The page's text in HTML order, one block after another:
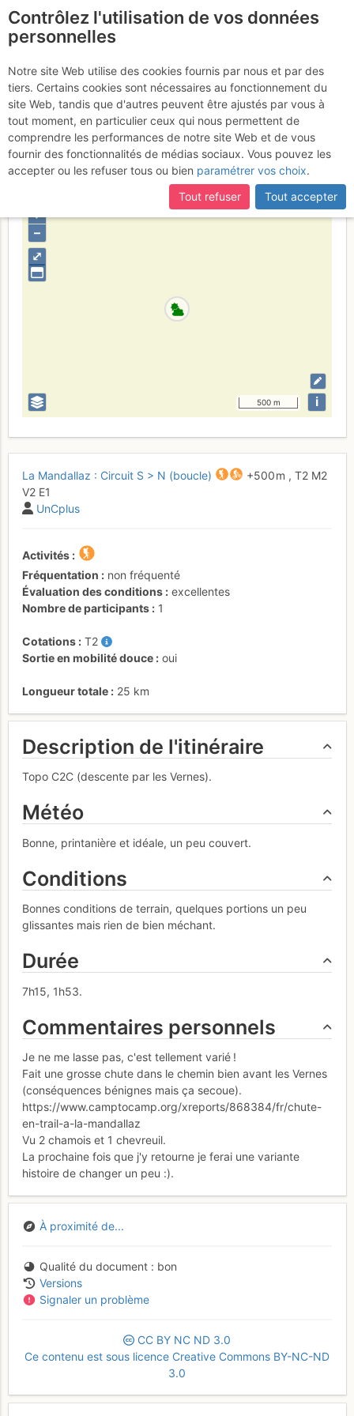
La Mandallaz :
Traversée Sud/Nord en
boucle [Trail]
Samedi 1 avril 2017
Genevois - Jura S
⤢
+
–
500 m i
La Mandallaz : Circuit S > N (boucle) +500 m , T2 M2
V2 E1
UnCplus
Activités
Fréquentation
non fréquenté
Évaluation des conditions
excellentes
Nombre de participants
1
Cotations
T2
Sortie en mobilité douce
oui
Longueur totale 25 km
Description de l'itinéraire
Topo C2C (descente par les Vernes).
Météo
Bonne, printanière et idéale, un peu couvert.
Conditions
Bonnes conditions de terrain, quelques portions un peu
glissantes mais rien de bien méchant.
Durée
7h15, 1h53.
Commentaires personnels
Je ne me lasse pas, c'est tellement varié !
Fait une grosse chute dans le chemin bien avant les Vernes
(conséquences bénignes mais ça secoue).
https://www.camptocamp.org/xreports/868384/fr/chute-
en-trail-a-la-mandallaz
Vu 2 chamois et 1 chevreuil.
La prochaine fois que j'y retourne je ferai une variante
histoire de changer un peu :).
À proximité de...
Qualité du document
bon
Versions
Signaler un problème
CC BY NC ND 3.0
Ce contenu est sous licence Creative Commons BY-NC-ND
3.0
Contrôlez l'utilisation de vos données
personnelles
Notre site Web utilise des cookies fournis par nous et par des
tiers. Certains cookies sont nécessaires au fonctionnement du
site Web, tandis que d'autres peuvent être ajustés par vous à
tout moment, en particulier ceux qui nous permettent de
comprendre les performances de notre site Web et de vous
fournir des fonctionnalités de médias sociaux. Vous pouvez les
accepter ou les refuser tous ou bien paramétrer vos choix.
Tout refuser
Tout accepter